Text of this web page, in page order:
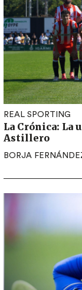
REAL SPORTING
La Crónica: La
Astillero
BORJA